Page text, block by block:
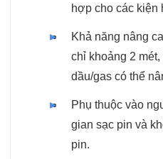
hợp cho các kiện
Khả năng nâng
chỉ khoảng 2
dầu/gas có thể
Phụ thuộc vào
gian sạc pin và
pin.